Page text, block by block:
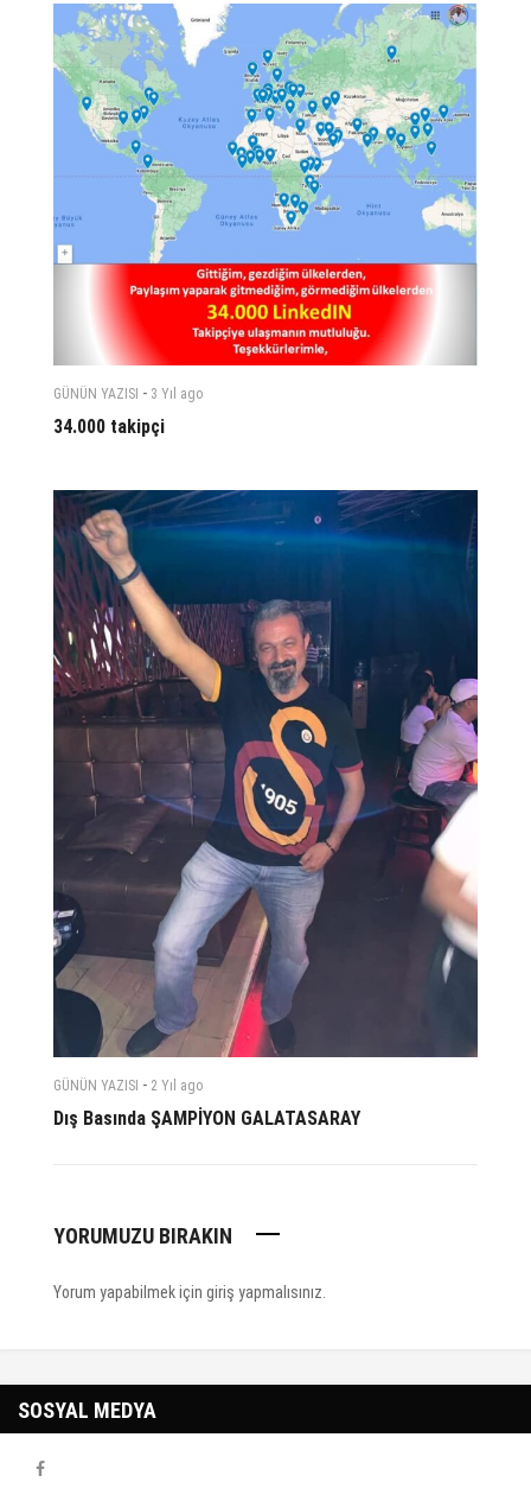
GÜNÜN YAZISI - 3 Yıl ago
34.000 takipçi
GÜNÜN YAZISI - 2 Yıl ago
Dış Basında ŞAMPİYON GALATASARAY
YORUMUZU BIRAKIN
Yorum yapabilmek için giriş yapmalısınız
SOSYAL MEDYA